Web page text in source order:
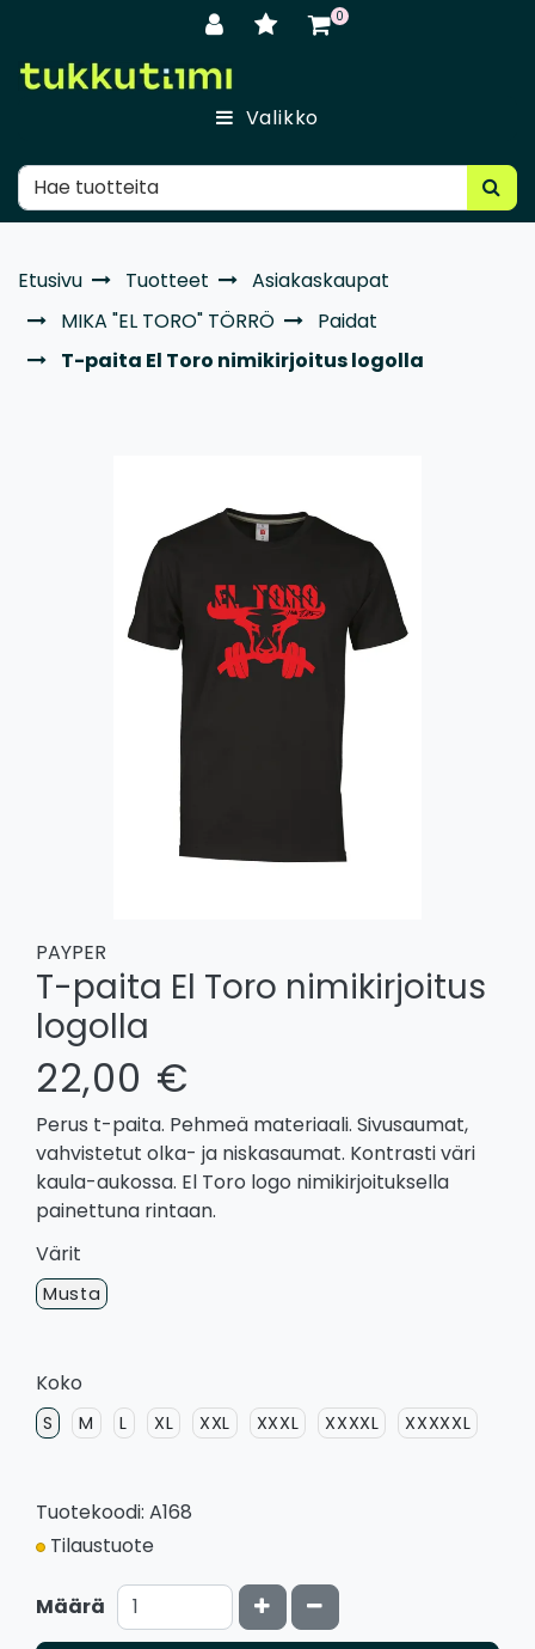
0
Valikko
Etusivu Tuotteet
Asiakaskaupat
MIKA "EL TORO" TÖRRÖ
Paidat
T-paita El Toro nimikirjoitus logolla
PAYPER
T-paita El Toro nimikirjoitus
logolla
22,00 €
Perus t-paita. Pehmeä materiaali. Sivusaumat,
vahvistetut olka- ja niskasaumat. Kontrasti väri
kaula-aukossa. El Toro logo nimikirjoituksella
painettuna rintaan.
Värit
Musta
Koko
S M L XL XXL XXXL XXXXL XXXXXL
Tuotekoodi: A168
Tilaustuote
Määrä Kasvata määrää
Vähennä määrää